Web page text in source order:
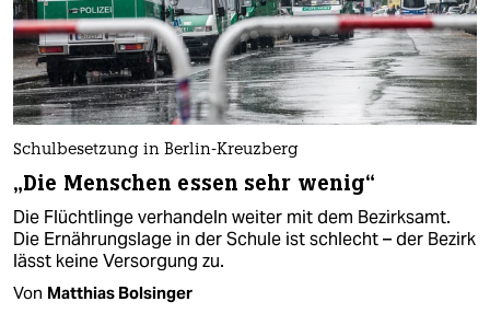
Schulbesetzung in Berlin-Kreuzberg
„Die Menschen essen sehr wenig“
Die Flüchtlinge verhandeln weiter mit dem Bezirksamt.
Die Ernährungslage in der Schule ist schlecht – der Bezirk
lässt keine Versorgung zu.
Von Matthias Bolsinger